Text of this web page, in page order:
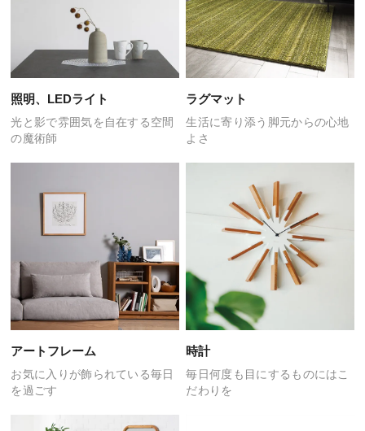
照明、LEDライト
光と影で雰囲気を自在する空間
の魔術師
ラグマット
生活に寄り添う 脚元からの心地
よさ
アートフレーム
お気に入りが飾られている毎日
を過ごす
時計
毎日何度も目にするものには こ
だわりを